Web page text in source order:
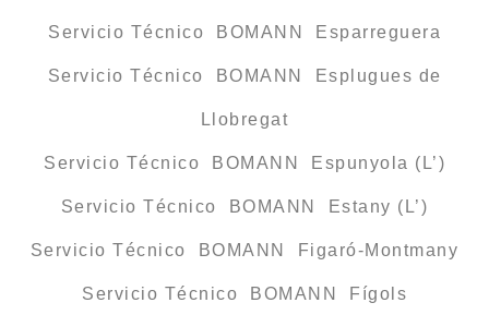
Servicio Técnico BOMANN Esparreguera
Servicio Técnico BOMANN Esplugues de
Llobregat
Servicio Técnico BOMANN Espunyola (L’)
Servicio Técnico BOMANN Estany (L’)
Servicio Técnico BOMANN Figaró-Montmany
Servicio Técnico BOMANN Fígols